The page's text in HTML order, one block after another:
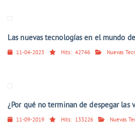
Las nuevas tecnologías en el mundo
11-04-2023 Hits: 42746 Nuevas
¿Por qué no terminan de despegar las
11-09-2019 Hits: 133226 Nuevas